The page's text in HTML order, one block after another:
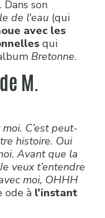
. Dans son
de l'eau (qui
avec les
qui
Bretonne.
de M.
C’est peut-
histoire. Oui
Avant que la
veux t’entendre
moi, OHHH
ode à l'instant